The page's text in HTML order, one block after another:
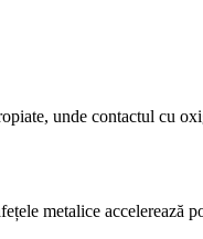
unde contactul cu
metalice accelerează